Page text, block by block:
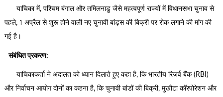
याचिका में, पश्चिम बंगाल और तमिलनाडु जैसे महत्वपूर्ण राज्यों में विधानसभा चुनाव से
पहले, 1 अप्रैल से शुरू होने वाली नए चुनावी बांड्स की बिक्री पर रोक लगाने की मांग की
गई है।
संबंधित प्रकरण:
याचिकाकर्ता ने अदालत को ध्यान दिलाते हुए कहा है, कि भारतीय रिज़र्व बैंक (RBI)
और निर्वाचन आयोग दोनों का कहना है, कि चुनावी बांडों की बिक्री, मुखौटा कॉरपोरेशन और